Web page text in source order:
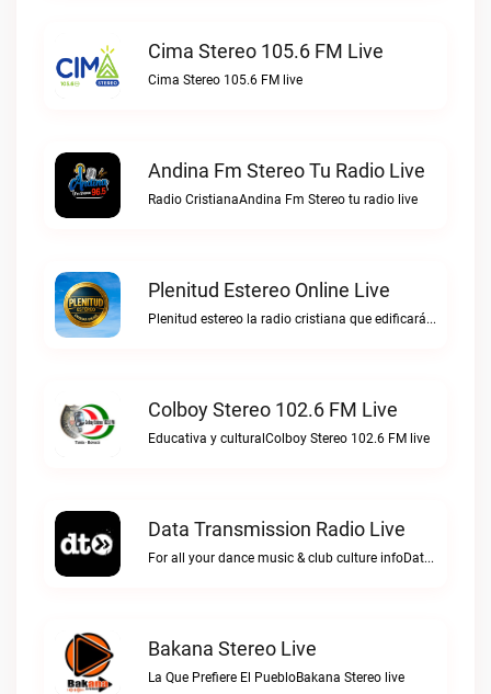
Cima Stereo 105.6 FM Live
Cima Stereo 105.6 FM live
Andina Fm Stereo Tu Radio Live
Radio CristianaAndina Fm Stereo tu radio live
Plenitud Estereo Online Live
Plenitud estereo la radio cristiana que edificará tu vida.Plenitud Estereo Online live
Colboy Stereo 102.6 FM Live
Educativa y culturalColboy Stereo 102.6 FM live
Data Transmission Radio Live
For all your dance music & club culture infoData Transmission Radio live
Bakana Stereo Live
La Que Prefiere El PuebloBakana Stereo live